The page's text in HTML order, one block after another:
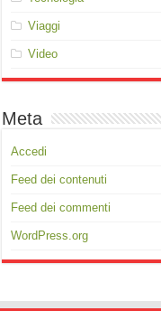
Viaggi
Video
Meta
Accedi
Feed dei contenuti
Feed dei commenti
WordPress.org